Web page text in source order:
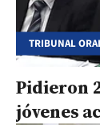
TRIBUNAL
Pidieron
jóvenes